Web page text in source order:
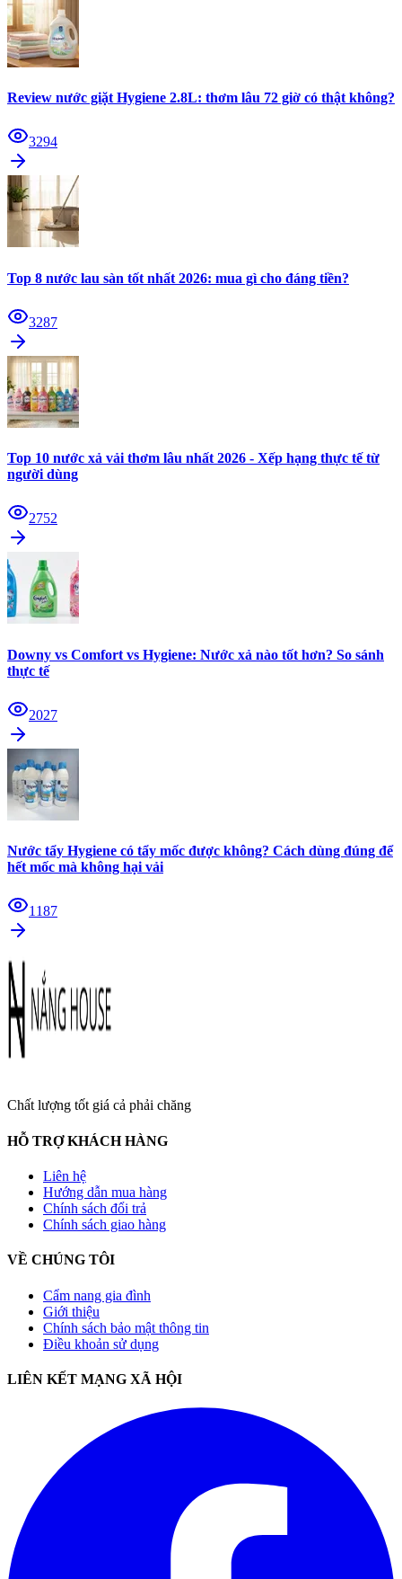
Review nước giặt Hygiene 2.8L: thơm lâu 72 giờ có thật không?
3294
Top 8 nước lau sàn tốt nhất 2026: mua gì cho đáng tiền?
3287
Top 10 nước xả vải thơm lâu nhất 2026 - Xếp hạng thực tế từ
người dùng
2752
Downy vs Comfort vs Hygiene: Nước xả nào tốt hơn? So sánh
thực tế
2027
Nước tẩy Hygiene có tẩy mốc được không? Cách dùng đúng để
hết mốc mà không hại vải
1187
Chất lượng tốt giá cả phải chăng
HỖ TRỢ KHÁCH HÀNG
Liên hệ
Hướng dẫn mua hàng
Chính sách đổi trả
Chính sách giao hàng
VỀ CHÚNG TÔI
Cẩm nang gia đình
Giới thiệu
Chính sách bảo mật thông tin
Điều khoản sử dụng
LIÊN KẾT MẠNG XÃ HỘI